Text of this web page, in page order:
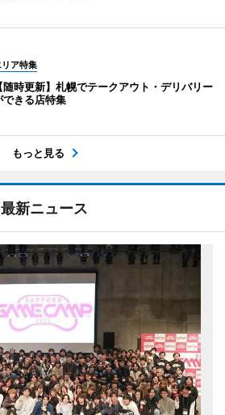
ア特集
【随時更新】札幌でテークアウト・デリバリー
できる店特集
もっと見る
最新ニュース